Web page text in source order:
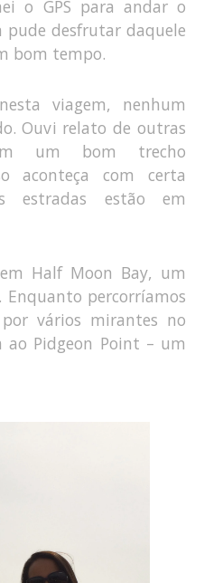
o GPS para andar o
pude desfrutar daquele
bom tempo.
viagem, nenhum
Ouvi relato de outras
um bom trecho
aconteça com certa
estradas estão em
Half Moon Bay, um
Enquanto percorríamos
vários mirantes no
ao Pidgeon Point – um